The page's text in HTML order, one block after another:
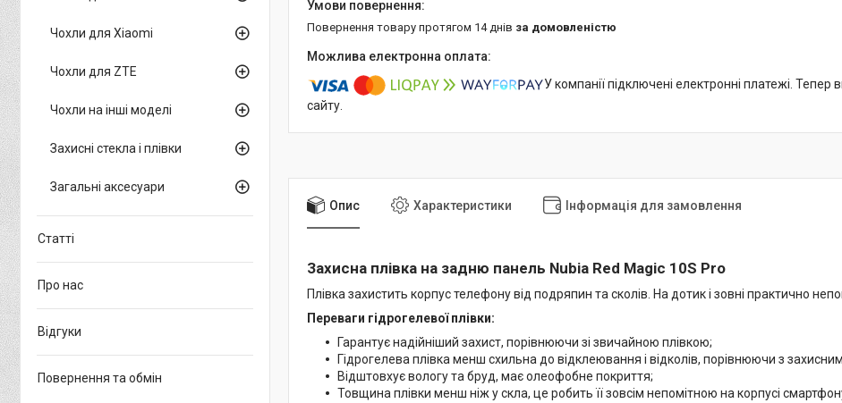
повернення товару протягом 14 днів за домовленістю
У компанії підключені електронні платежі.
сайту.
Опис Характеристики Інформація для замовлення
Захисна плівка на задню панель Nubia Red Magic 10S Pro
Плівка захистить корпус телефону від подряпин та сколів. На дотик і зовні практично
Переваги гідрогелевої плівки:
Гарантує надійніший захист, порівнюючи зі звичайною плівкою;
Гідрогелева плівка менш схильна до відклеювання і відколів, порівнюючи з
Відштовхує вологу та бруд, має олеофобне покриття;
Товщина плівки менш ніж у скла, це робить її зовсім непомітною на корпусі
Чохли для Xiaomi
Чохли для ZTE
Чохли на інші моделі
Захисні стекла і плівки
Загальні аксесуари
Статті
Про нас
Відгуки
Повернення та обмін